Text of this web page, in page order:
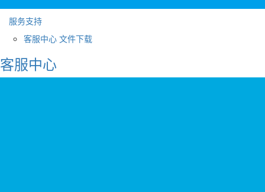
服务支持
客服中心 文件下载
客服中心